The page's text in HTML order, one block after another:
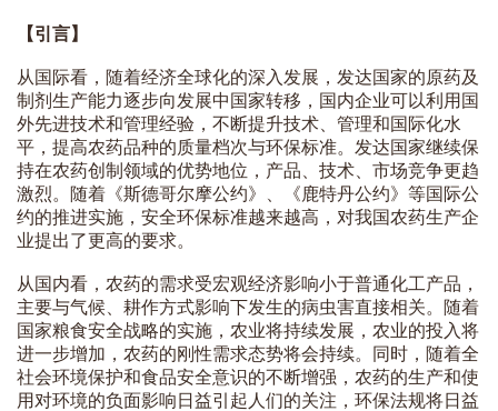
【引言】
从国际看，随着经济全球化的深入发展，发达国家的原药及
制剂生产能力逐步向发展中国家转移，国内企业可以利用国
外先进技术和管理经验，不断提升技术、管理和国际化水
平，提高农药品种的质量档次与环保标准。发达国家继续保
持在农药创制领域的优势地位，产品、技术、市场竞争更趋
激烈。随着《斯德哥尔摩公约》、《鹿特丹公约》等国际公
约的推进实施，安全环保标准越来越高，对我国农药生产企
业提出了更高的要求。
从国内看，农药的需求受宏观经济影响小于普通化工产品，
主要与气候、耕作方式影响下发生的病虫害直接相关。随着
国家粮食安全战略的实施，农业将持续发展，农业的投入将
进一步增加，农药的刚性需求态势将会持续。同时，随着全
社会环境保护和食品安全意识的不断增强，农药的生产和使
用对环境的负面影响日益引起人们的关注，环保法规将日益